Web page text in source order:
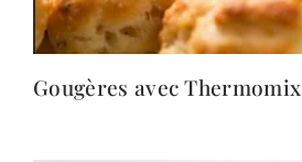
Gougères avec Thermomix